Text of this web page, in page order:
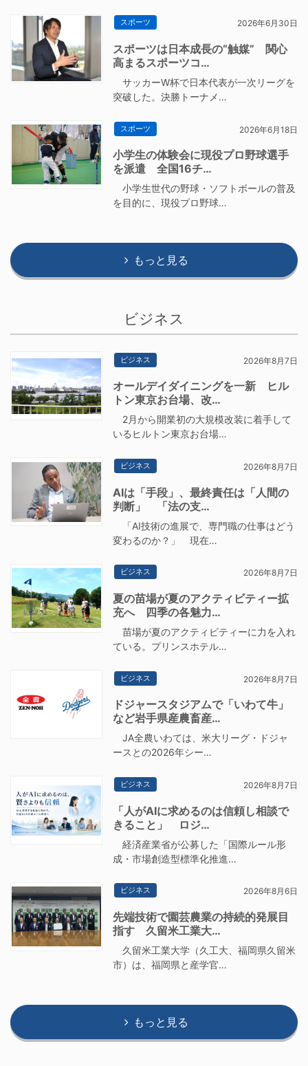
スポーツ 2026年6月30日
スポーツは日本成長の“触媒” 関心
高まるスポーツコ…
サッカーW杯で日本代表が一次リーグを
突破した。決勝トーナメ…
スポーツ 2026年6月18日
小学生の体験会に現役プロ野球選手
を派遣 全国16チ…
小学生世代の野球・ソフトボールの普及
を目的に、現役プロ野球…
もっと見る
ビジネス
ビジネス 2026年8月7日
オールデイダイニングを一新 ヒル
トン東京お台場、改…
2月から開業初の大規模改装に着手して
いるヒルトン東京お台場…
ビジネス 2026年8月7日
AIは「手段」、最終責任は「人間の
判断」 「法の支…
「AI技術の進展で、専門職の仕事はどう
変わるのか？」 現在…
ビジネス 2026年8月7日
夏の苗場が夏のアクティビティー拡
充へ 四季の各魅力…
苗場が夏のアクティビティーに力を入れ
ている。プリンスホテル…
ビジネス 2026年8月7日
ドジャースタジアムで「いわて牛」
など岩手県産農畜産…
JA全農いわては、米大リーグ・ドジャ
ースとの2026年シー…
ビジネス 2026年8月7日
「人がAIに求めるのは信頼し相談で
きること」 ロジ…
経済産業省が公募した「国際ルール形
成・市場創造型標準化推進…
ビジネス 2026年8月6日
先端技術で園芸農業の持続的発展目
指す 久留米工業大…
久留米工業大学（久工大、福岡県久留米
市）は、福岡県と産学官…
もっと見る